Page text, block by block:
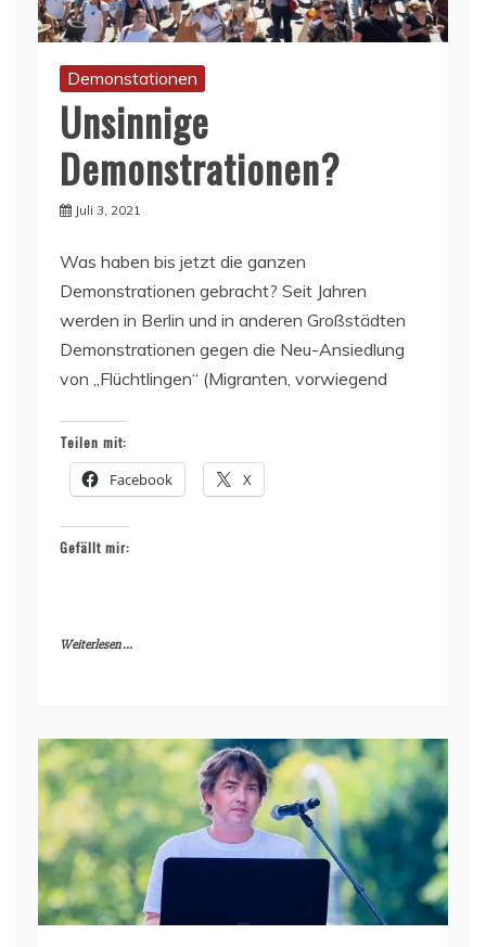
Demonstationen
Unsinnige
Demonstrationen?
Juli 3, 2021
Was haben bis jetzt die ganzen
Demonstrationen gebracht? Seit Jahren
werden in Berlin und in anderen Großstädten
Demonstrationen gegen die Neu-Ansiedlung
von „Flüchtlingen“ (Migranten, vorwiegend
Teilen mit:
Facebook X
Gefällt mir:
Weiterlesen ...